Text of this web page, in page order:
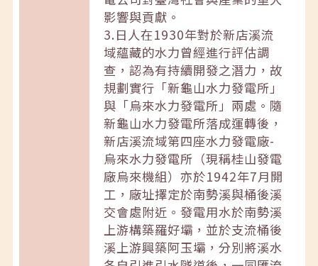
影響與貢獻。
3.日人在1930年對於新店溪流
域蘊藏的水力曾經進行評估調
查，認為有持續開發之潛力，故
規劃實行「新龜山水力發電所」
與「烏來水力發電所」兩處。隨
新龜山水力發電所落成運轉後，
新店溪流域第四座水力發電廠-
烏來水力發電所（現稱桂山發電
廠烏來機組）亦於1942年7月開
工，廠址擇定於南勢溪與桶後溪
交會處附近。發電用水於南勢溪
上游構築羅好壩，並於支流桶後
溪上游興築阿玉壩，分別將溪水